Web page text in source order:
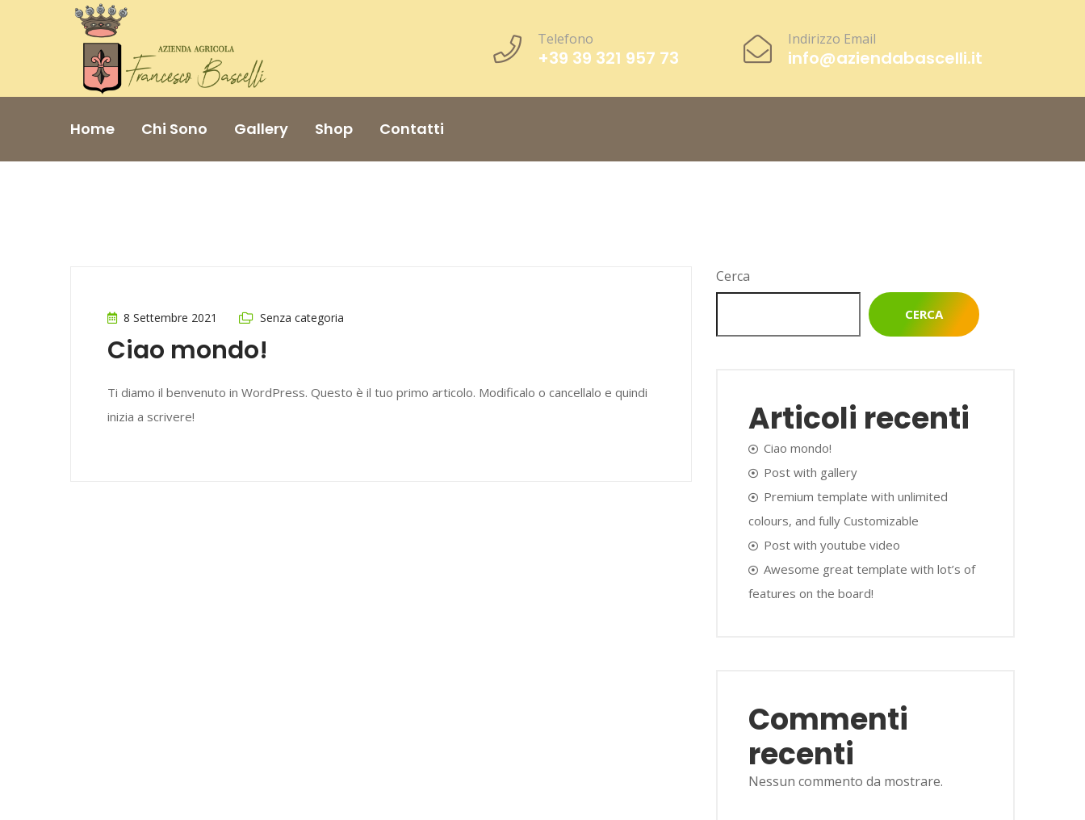
Telefono
+39 39 321 957 73
Indirizzo Email
info@aziendabascelli.it
Home Chi Sono Gallery Shop Contatti
8 Settembre 2021 Senza categoria
Ciao mondo!
Ti diamo il benvenuto in WordPress. Questo è il tuo primo articolo. Modificalo o cancellalo e quindi
inizia a scrivere!
Cerca
CERCA
Articoli recenti
Ciao mondo!
Post with gallery
Premium template with unlimited
colours, and fully Customizable
Post with youtube video
Awesome great template with lot’s of
features on the board!
Commenti
recenti
Nessun commento da mostrare.